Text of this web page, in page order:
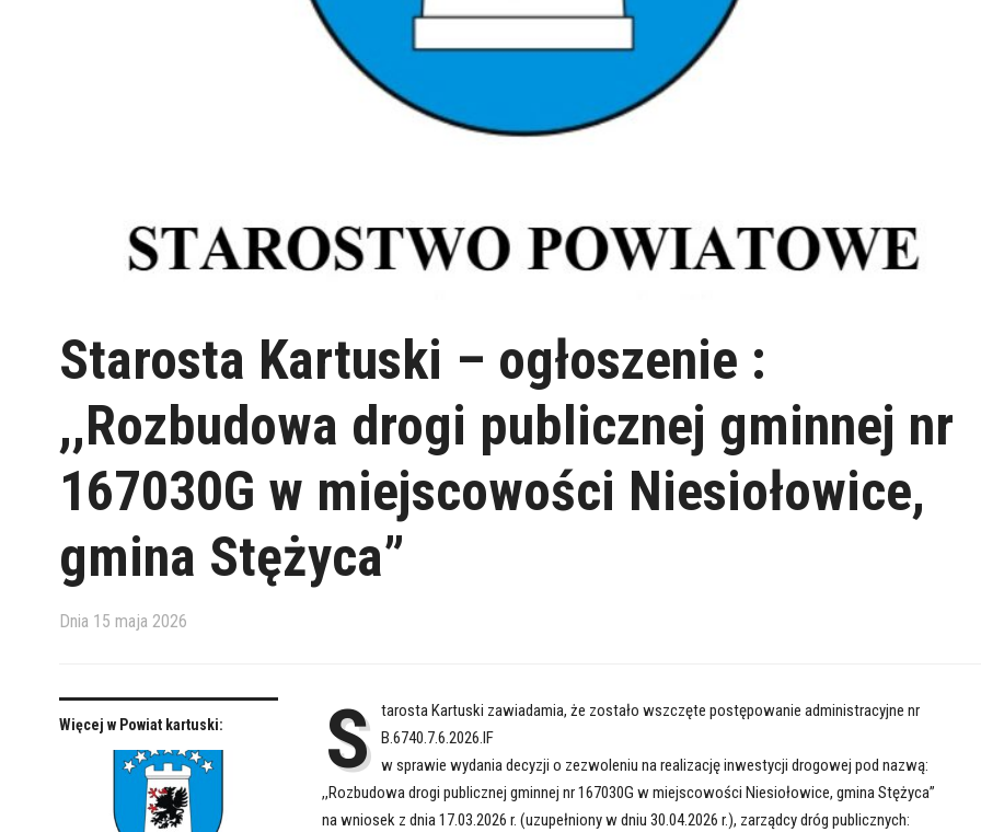
Starosta Kartuski – ogłoszenie :
,,Rozbudowa drogi publicznej gminnej nr
167030G w miejscowości Niesiołowice,
gmina Stężyca”
Dnia 15 maja 2026
Więcej w Powiat kartuski: S tarosta Kartuski zawiadamia, że zostało wszczęte postępowanie administracyjne nr
B.6740.7.6.2026.IF
w sprawie wydania decyzji o zezwoleniu na realizację inwestycji drogowej pod nazwą:
,,Rozbudowa drogi publicznej gminnej nr 167030G w miejscowości Niesiołowice, gmina Stężyca”
na wniosek z dnia 17.03.2026 r. (uzupełniony w dniu 30.04.2026 r.), zarządcy dróg publicznych: